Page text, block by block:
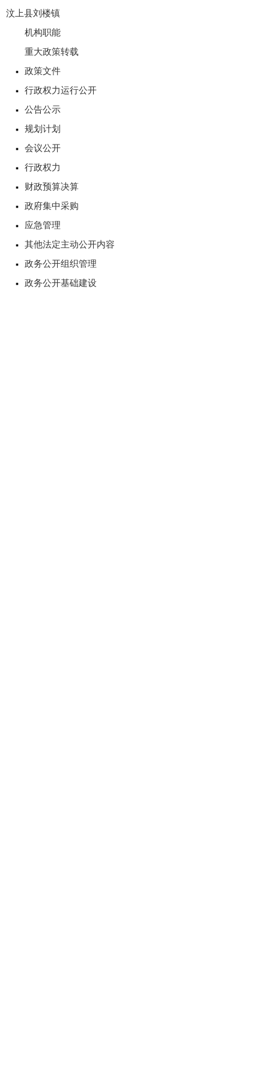
汶上县刘楼镇
机构职能
重大政策转载
政策文件
行政权力运行公开
公告公示
规划计划
会议公开
行政权力
财政预算决算
政府集中采购
应急管理
其他法定主动公开内容
政务公开组织管理
政务公开基础建设